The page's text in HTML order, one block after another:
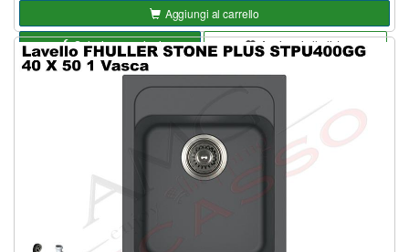
Aggiungi al carrello
Seleziona opzioni
Aggiungi alla lista